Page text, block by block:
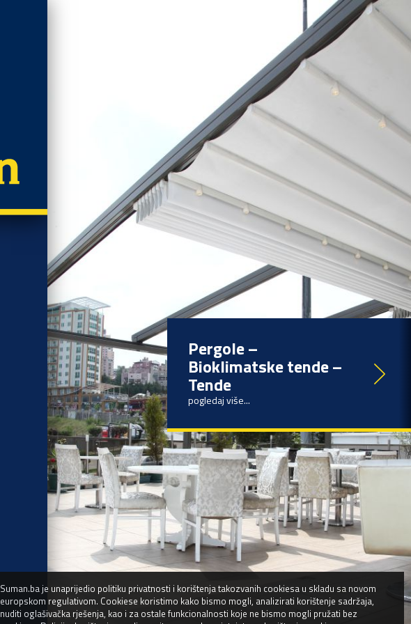
Pergole –
Bioklimatske tende –
Tende
pogledaj više...
Suman.ba je unaprijedio politiku privatnosti i korištenja takozvanih cookiesa u skladu sa novom
europskom regulativom. Cookiese koristimo kako bismo mogli, analizirati korištenje sadržaja,
nuditi oglašivačka rješenja, kao i za ostale funkcionalnosti koje ne bismo mogli pružati bez